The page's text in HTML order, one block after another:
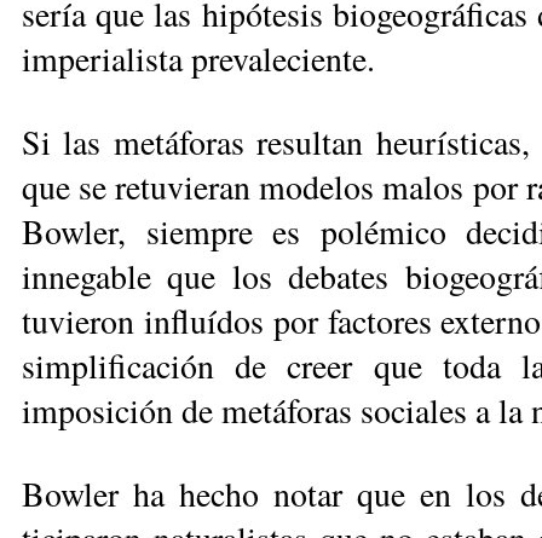
sería que las hipóte­sis
imperialista prevaleciente.
Si las metáforas resultan
que se retuvieran modelos malos por
Bowler, siempre es polémi­co
innegable que los debates
tuvieron influídos por factores
simplificación de creer que to­da
imposición de metáforas sociales a la
Bowler ha hecho notar que en los